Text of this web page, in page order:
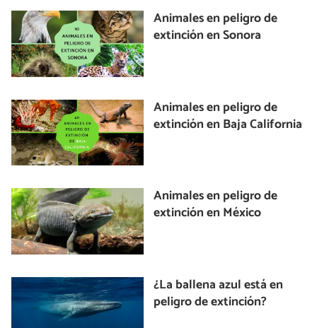
Animales en peligro de
extinción en Sonora
Animales en peligro de
extinción en Baja California
Animales en peligro de
extinción en México
¿La ballena azul está en
peligro de extinción?